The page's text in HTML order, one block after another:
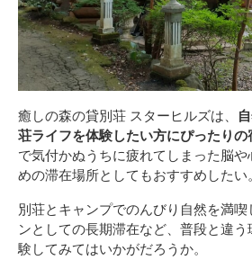
癒しの森の貸別荘 スターヒルズは、
荘ライフを体験したい方にぴったりの
で気付かぬうちに疲れてしまった脳
めの滞在場所としてもおすすめしたい。
別荘とキャンプでのんびり自然を満
ンとしての長期滞在など、普段と違
験してみてはいかがだろうか。